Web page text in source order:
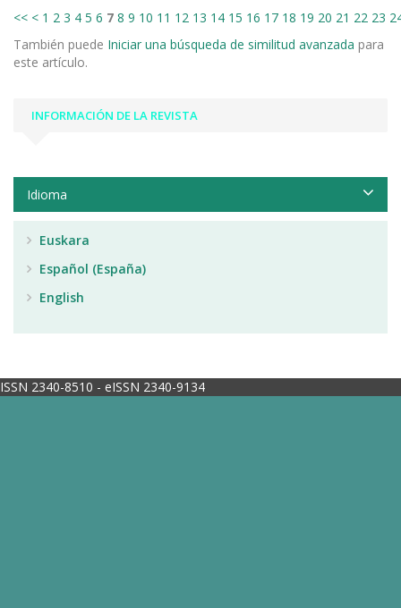
<< < 1 2 3 4 5 6 7 8 9 10 11 12 13 14 15 16 17 18 19 20 21 22 23
También puede Iniciar una búsqueda de similitud avanzada para
este artículo.
INFORMACIÓN DE LA REVISTA
Idioma
Euskara
Español (España)
English
ISSN 2340-8510 - eISSN 2340-9134